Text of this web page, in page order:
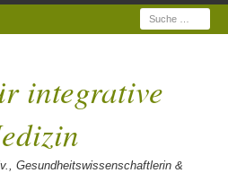
Suche
integrative
Gesundheitswissenschaftlerin &